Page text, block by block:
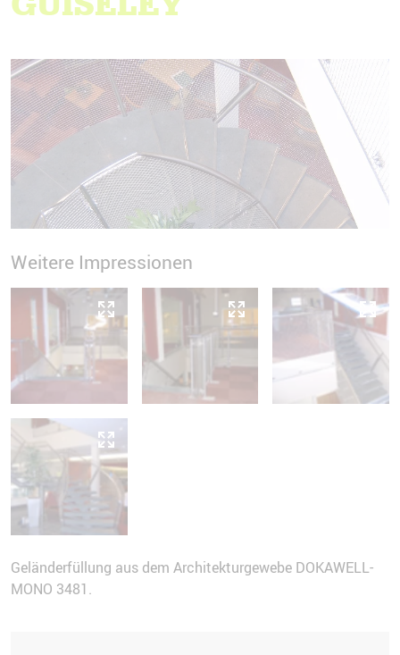
Weitere Impressionen
Geländerfüllung aus dem Architekturgewebe DOKAWELL-
MONO 3481.